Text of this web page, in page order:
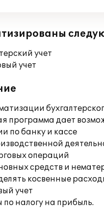
учет
учет
программа дает
по банку и кассе
операций
средств и
косвенные
учет
по налогу на прибыль.